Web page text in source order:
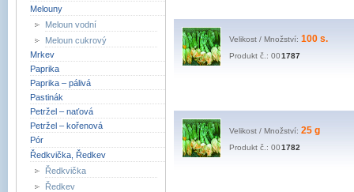
Melouny
Meloun vodní
Meloun cukrový
Mrkev
Paprika
Paprika – pálivá
Pastinák
Petržel – naťová
Petržel – kořenová
Pór
Ředkvička, Ředkev
Ředkvička
Ředkev
Velikost / Množství: 100 s.
Produkt č.: 001787
Velikost / Množství: 25 g
Produkt č.: 001782